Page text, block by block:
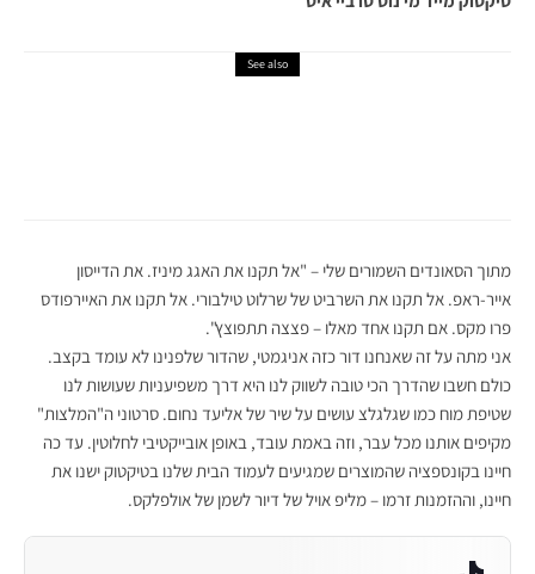
See also
מתוך הסאונדים השמורים שלי – "אל תקנו את האגג מיניז. את הדייסון
אייר-ראפ. אל תקנו את השרביט של שרלוט טילבורי. אל תקנו את האיירפודס
פרו מקס. אם תקנו אחד מאלו – פצצה תתפוצץ".
אני מתה על זה שאנחנו דור כזה אניגמטי, שהדור שלפנינו לא עומד בקצב.
כולם חשבו שהדרך הכי טובה לשווק לנו היא דרך משפיעניות שעושות לנו
שטיפת מוח כמו שגלגלצ עושים על שיר של אליעד נחום. סרטוני ה"המלצות"
מקיפים אותנו מכל עבר, וזה באמת עובד, באופן אובייקטיבי לחלוטין. עד כה
חיינו בקונספציה שהמוצרים שמגיעים לעמוד הבית שלנו בטיקטוק ישנו את
חיינו, וההזמנות זרמו – מליפ אויל של דיור לשמן של אולפלקס.